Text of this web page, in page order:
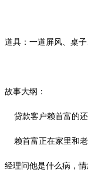
道具：一道屏风、桌
故事大纲：
贷款客户赖首富的还
赖首富正在家里和老
经理问他是什么病，